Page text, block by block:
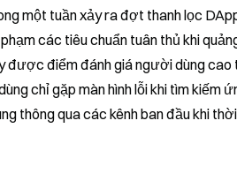
một tuần xảy ra đợt thanh lọc
các tiêu chuẩn tuân thủ khi
được điểm đánh giá người dùng
chỉ gặp màn hình lỗi khi tìm kiếm
thông qua các kênh ban đầu khi